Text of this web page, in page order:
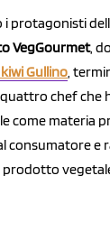
i protagonisti
VegGourmet,
Gullino,
chef che
come materia
consumatore e